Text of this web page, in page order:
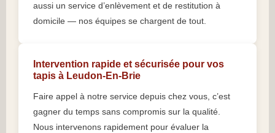
aussi un service d’enlèvement et de restitution à
domicile — nos équipes se chargent de tout.
Intervention rapide et sécurisée pour vos
tapis à Leudon-En-Brie
Faire appel à notre service depuis chez vous, c’est
gagner du temps sans compromis sur la qualité.
Nous intervenons rapidement pour évaluer la